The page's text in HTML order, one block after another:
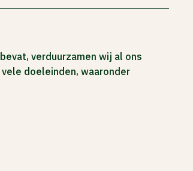
verduurzamen wij al ons
doeleinden, waaronder